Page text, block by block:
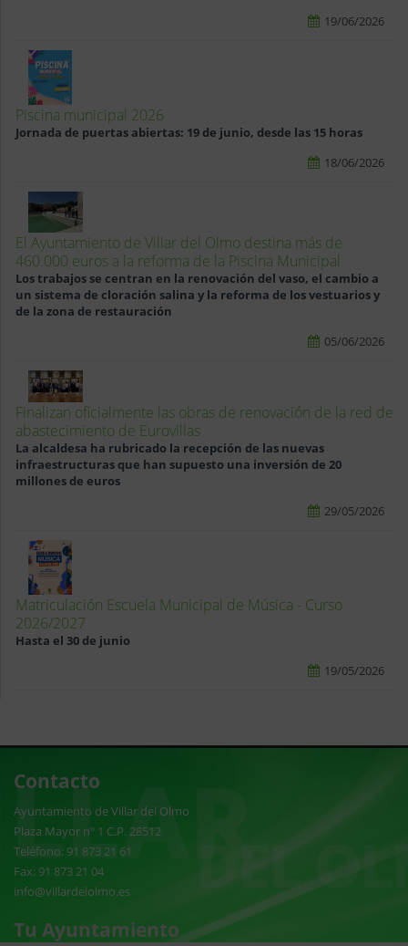
19/06/2026
Piscina municipal 2026
Jornada de puertas abiertas: 19 de junio, desde las 15 horas
18/06/2026
El Ayuntamiento de Villar del Olmo destina más de
460.000 euros a la reforma de la Piscina Municipal
Los trabajos se centran en la renovación del vaso, el cambio a
un sistema de cloración salina y la reforma de los vestuarios y
de la zona de restauración
05/06/2026
Finalizan oficialmente las obras de renovación de la red de
abastecimiento de Eurovillas
La alcaldesa ha rubricado la recepción de las nuevas
infraestructuras que han supuesto una inversión de 20
millones de euros
29/05/2026
Matriculación Escuela Municipal de Música - Curso
2026/2027
Hasta el 30 de junio
19/05/2026
Contacto
Ayuntamiento de Villar del Olmo
Plaza Mayor nº 1 C.P. 28512
Teléfono: 91 873 21 61
Fax: 91 873 21 04
info@villardelolmo.es
Tu Ayuntamiento